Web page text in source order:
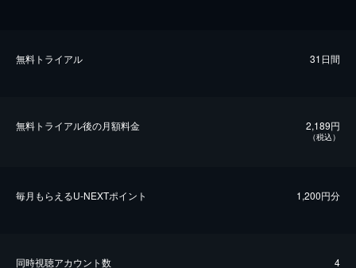
無料トライアル 31日間
無料トライアル後の⽉額料金 2,189円
（税込）
毎⽉もらえるU-NEXTポイント 1,200円分
同時視聴アカウント数 4